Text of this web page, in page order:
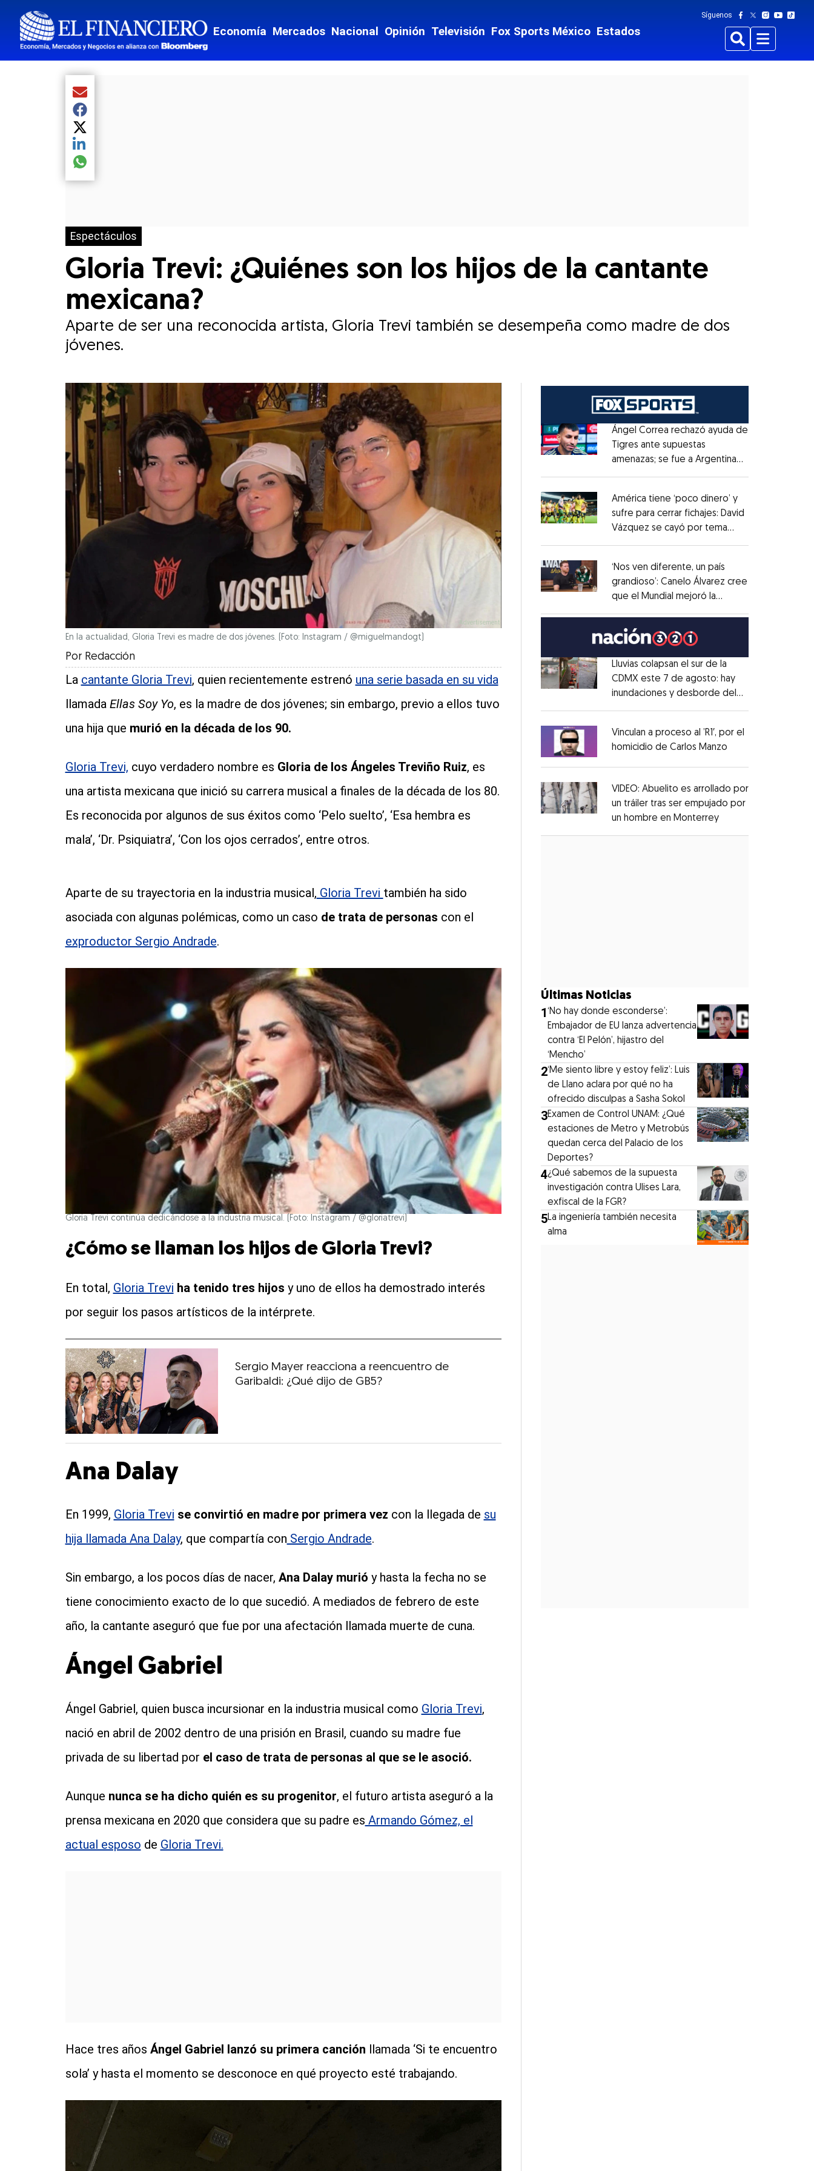
Economía Mercados Nacional Opinión Televisión Fox Sports México Estados
Síguenos
BuscarMenu
Espectáculos
Gloria Trevi: ¿Quiénes son los hijos de la cantante
mexicana?
Aparte de ser una reconocida artista, Gloria Trevi también se desempeña como madre de dos
jóvenes.
Compartir el artículo actual mediante Email
Compartir el artículo actual mediante Facebook
Compartir el artículo actual mediante Twitter
Compartir el artículo actual mediante LinkedIn
Compartir el artículo actual mediante global.social-whatsapp
En la actualidad, Gloria Trevi es madre de dos jóvenes. (Foto: Instagram / @miguelmandogt)
Por Redacción
La cantante Gloria Trevi, quien recientemente estrenó una serie basada en su vida
llamada Ellas Soy Yo, es la madre de dos jóvenes; sin embargo, previo a ellos tuvo
una hija que murió en la década de los 90.
Gloria Trevi, cuyo verdadero nombre es Gloria de los Ángeles Treviño Ruiz, es
una artista mexicana que inició su carrera musical a finales de la década de los 80.
Es reconocida por algunos de sus éxitos como ‘Pelo suelto’, ‘Esa hembra es
mala’, ‘Dr. Psiquiatra’, ‘Con los ojos cerrados’, entre otros.
Aparte de su trayectoria en la industria musical, Gloria Trevi también ha sido
asociada con algunas polémicas, como un caso de trata de personas con el
exproductor Sergio Andrade.
Gloria Trevi continúa dedicándose a la industria musical. (Foto: Instagram / @gloriatrevi)
¿Cómo se llaman los hijos de Gloria Trevi?
En total, Gloria Trevi ha tenido tres hijos y uno de ellos ha demostrado interés
por seguir los pasos artísticos de la intérprete.
Sergio Mayer reacciona a reencuentro de
Garibaldi: ¿Qué dijo de GB5?
Ana Dalay
En 1999, Gloria Trevi se convirtió en madre por primera vez con la llegada de su
hija llamada Ana Dalay, que compartía con Sergio Andrade.
Sin embargo, a los pocos días de nacer, Ana Dalay murió y hasta la fecha no se
tiene conocimiento exacto de lo que sucedió. A mediados de febrero de este
año, la cantante aseguró que fue por una afectación llamada muerte de cuna.
Ángel Gabriel
Ángel Gabriel, quien busca incursionar en la industria musical como Gloria Trevi,
nació en abril de 2002 dentro de una prisión en Brasil, cuando su madre fue
privada de su libertad por el caso de trata de personas al que se le asoció.
Aunque nunca se ha dicho quién es su progenitor, el futuro artista aseguró a la
prensa mexicana en 2020 que considera que su padre es Armando Gómez, el
actual esposo de Gloria Trevi.
Hace tres años Ángel Gabriel lanzó su primera canción llamada ‘Si te encuentro
sola’ y hasta el momento se desconoce en qué proyecto esté trabajando.
Opens in new window
Ángel Correa rechazó ayuda de
Tigres ante supuestas
amenazas; se fue a Argentina
Opens in new window
América tiene ‘poco dinero’ y
sufre para cerrar fichajes: David
Vázquez se cayó por tema
Opens in new window
‘Nos ven diferente, un país
grandioso’: Canelo Álvarez cree
que el Mundial mejoró la
Opens in new window
Lluvias colapsan el sur de la
CDMX este 7 de agosto: hay
inundaciones y desborde del
Opens in new window
Vinculan a proceso al ’R1′, por el
homicidio de Carlos Manzo
Opens in new window
VIDEO: Abuelito es arrollado por
un tráiler tras ser empujado por
un hombre en MonterreyOpens in new
Últimas Noticias
1‘No hay donde esconderse’:
Embajador de EU lanza advertencia
contra ‘El Pelón’, hijastro del
‘Mencho’
2‘Me siento libre y estoy feliz’: Luis
de Llano aclara por qué no ha
ofrecido disculpas a Sasha Sokol
3Examen de Control UNAM: ¿Qué
estaciones de Metro y Metrobús
quedan cerca del Palacio de los
Deportes?
4¿Qué sabemos de la supuesta
investigación contra Ulises Lara,
exfiscal de la FGR?
5La ingeniería también necesita
alma